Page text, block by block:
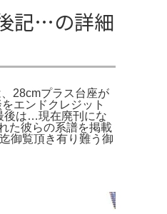
記…の詳細
28cmプラス台座が
エンドクレジット
は…現在廃刊にな
彼らの系譜を掲載
御覧頂き有り難う御